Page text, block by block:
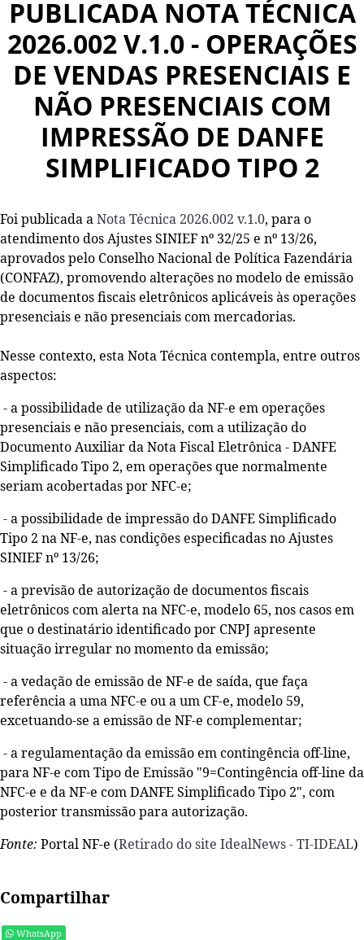
PUBLICADA NOTA TÉCNICA
2026.002 V.1.0 - OPERAÇÕES
DE VENDAS PRESENCIAIS E
NÃO PRESENCIAIS COM
IMPRESSÃO DE DANFE
SIMPLIFICADO TIPO 2
Foi publicada aNota Técnica 2026.002 v.1.0, para o
atendimento dos Ajustes SINIEF nº 32/25 e nº 13/26,
aprovados pelo Conselho Nacional de Política Fazendária
(CONFAZ), promovendo alterações no modelo de emissão
de documentos fiscais eletrônicos aplicáveis às operações
presenciais e não presenciais com mercadorias.
Nesse contexto, esta Nota Técnica contempla, entre outros
aspectos:
- a possibilidade de utilização da NF-e em operações
presenciais e não presenciais, com a utilização do
Documento Auxiliar da Nota Fiscal Eletrônica - DANFE
Simplificado Tipo 2, em operações que normalmente
seriam acobertadas por NFC-e;
- a possibilidade de impressão do DANFE Simplificado
Tipo 2 na NF-e, nas condições especificadas no Ajustes
SINIEF nº 13/26;
- a previsão de autorização de documentos fiscais
eletrônicos com alerta na NFC-e, modelo 65, nos casos em
que o destinatário identificado por CNPJ apresente
situação irregular no momento da emissão;
- a vedação de emissão de NF-e de saída, que faça
referência a uma NFC-e ou a um CF-e, modelo 59,
excetuando-se a emissão de NF-e complementar;
- a regulamentação da emissão em contingência off-line,
para NF-e com Tipo de Emissão "9=Contingência off-line da
NFC-e e da NF-e com DANFE Simplificado Tipo 2", com
posterior transmissão para autorização.
Fonte: Portal NF-e (Retirado do site IdealNews - TI-IDEAL)
Compartilhar
WhatsApp